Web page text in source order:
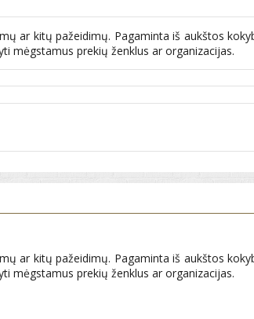
ar kitų pažeidimų. Pagaminta iš aukštos
mėgstamus prekių ženklus ar organizacijas.
ar kitų pažeidimų. Pagaminta iš aukštos
mėgstamus prekių ženklus ar organizacijas.